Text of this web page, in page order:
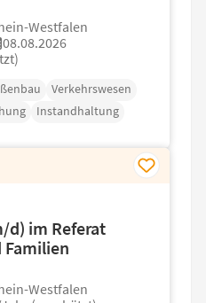
Westfalen
08.08.2026
Verkehrswesen
Instandhaltung
d) im Referat
Familien
Westfalen